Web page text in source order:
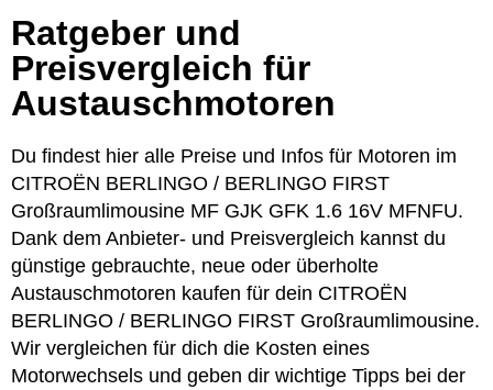
Ratgeber und
Preisvergleich für
Austauschmotoren
Du findest hier alle Preise und Infos für Motoren im
CITROËN BERLINGO / BERLINGO FIRST
Großraumlimousine MF GJK GFK 1.6 16V MFNFU.
Dank dem Anbieter- und Preisvergleich kannst du
günstige gebrauchte, neue oder überholte
Austauschmotoren kaufen für dein CITROËN
BERLINGO / BERLINGO FIRST Großraumlimousine.
Wir vergleichen für dich die Kosten eines
Motorwechsels und geben dir wichtige Tipps bei der